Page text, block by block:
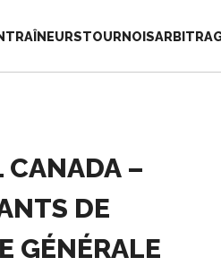
TOURNOIS
CANADA –
DE
GÉNÉRALE